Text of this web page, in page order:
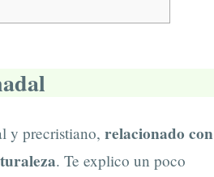
y precristiano, relacionado con
. Te explico un poco